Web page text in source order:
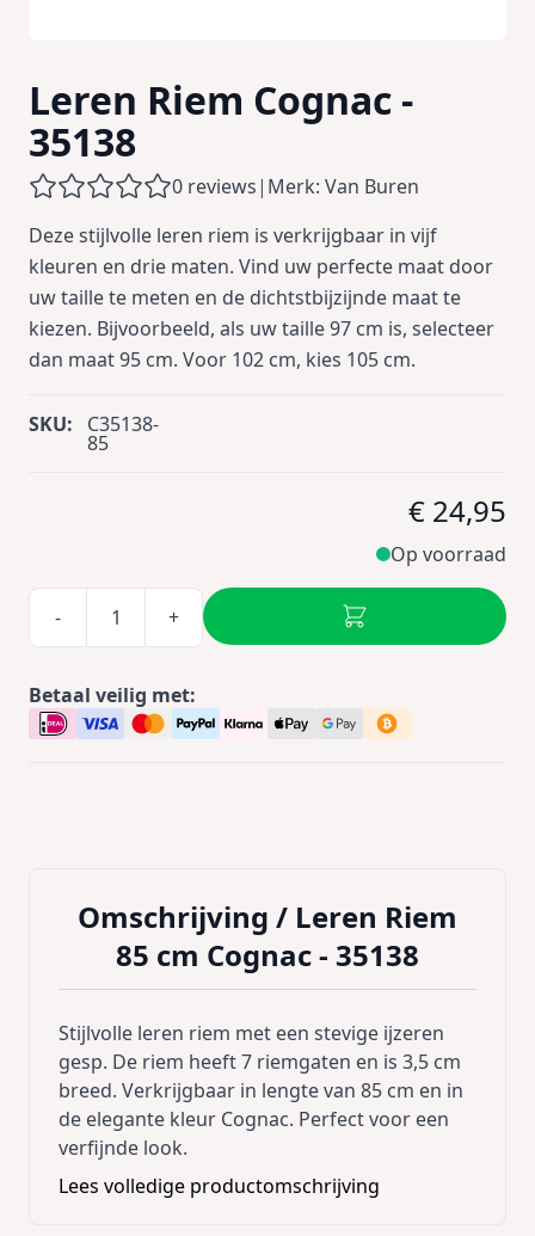
Leren Riem Cognac -
35138
0 reviews| Merk: Van Buren
Deze stijlvolle leren riem is verkrijgbaar in vijf
kleuren en drie maten. Vind uw perfecte maat door
uw taille te meten en de dichtstbijzijnde maat te
kiezen. Bijvoorbeeld, als uw taille 97 cm is, selecteer
dan maat 95 cm. Voor 102 cm, kies 105 cm.
SKU: C35138-
85
€ 24,95
Op voorraad
- +
Betaal veilig met:
Omschrijving / Leren Riem
85 cm Cognac - 35138
Stijlvolle leren riem met een stevige ijzeren
gesp. De riem heeft 7 riemgaten en is 3,5 cm
breed. Verkrijgbaar in lengte van 85 cm en in
de elegante kleur Cognac. Perfect voor een
verfijnde look.
Lees volledige productomschrijving